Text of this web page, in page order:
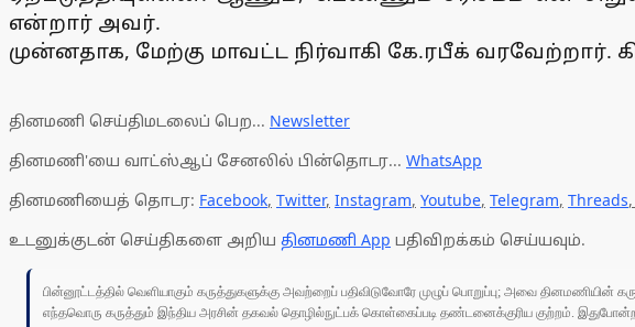
என்றார் அவர்.
முன்னதாக, மேற்கு மாவட்ட நிர்வாகி கே.ரபீக் வரவேற்றார்.
தினமணி செய்திமடலைப் பெற... Newsletter
தினமணி'யை வாட்ஸ்ஆப் சேனலில் பின்தொடர... WhatsApp
தினமணியைத் தொடர: Facebook, Twitter, Instagram, Youtube, Telegram, Threads,
உடனுக்குடன் செய்திகளை அறிய தினமணி App பதிவிறக்கம் செய்யவும்.
பின்னூட்டத்தில் வெளியாகும் கருத்துகளுக்கு அவற்றைப் பதிவிடுவோரே முழுப் பொறுப்பு; அவை தினமணியின்
எந்தவொரு கருத்தும் இந்திய அரசின் தகவல் தொழில்நுட்பக் கொள்கைப்படி தண்டனைக்குரிய குற்றம். இதுபோன்ற